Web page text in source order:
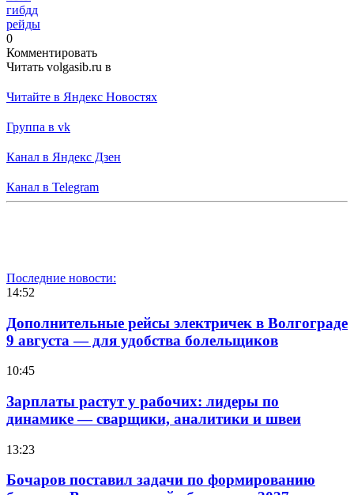
гибдд
рейды
0
Комментировать
Читать volgasib.ru в
Читайте в Яндекс Новостях
Группа в vk
Канал в Яндекс Дзен
Канал в Telegram
Последние новости:
14:52
Дополнительные рейсы электричек в Волгограде
9 августа — для удобства болельщиков
10:45
Зарплаты растут у рабочих: лидеры по
динамике — сварщики, аналитики и швеи
13:23
Бочаров поставил задачи по формированию